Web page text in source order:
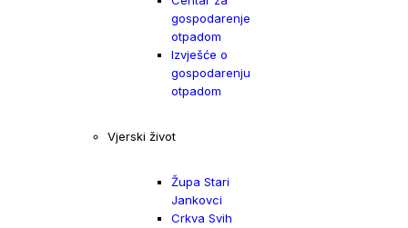
gospodarenje
otpadom
Izvješće o
gospodarenju
otpadom
Vjerski život
Župa Stari
Jankovci
Crkva Svih